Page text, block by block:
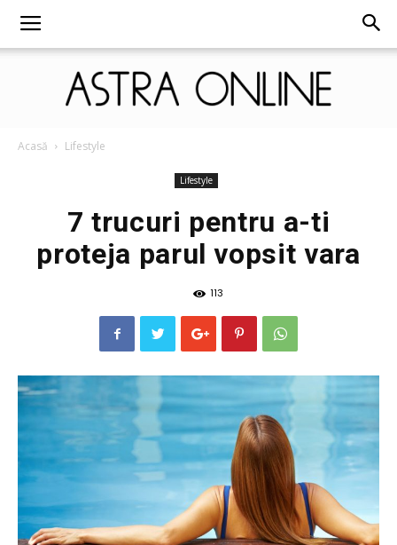
Online
Acasă Lifestyle
Lifestyle
7 trucuri pentru a-ti
proteja parul vopsit vara
113